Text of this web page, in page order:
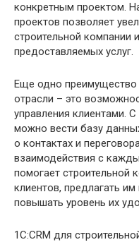
конкретным проектом.
проектов позволяет
строительной компании
предоставляемых услуг.
Еще одно преимущество
отрасли – это
управления клиентами.
можно вести базу
о контактах и
взаимодействия с
помогает строительной
клиентов, предлагать
повышать уровень их
1C:CRM для